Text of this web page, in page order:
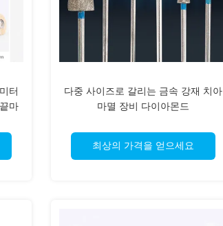
터
마
다중 사이즈로 갈리는 금속 강재 치아
마멸 장비 다이아몬드
최상의 가격을 얻으세요